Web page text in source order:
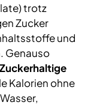
trotz
Zucker
und
Genauso
Zuckerhaltige
Kalorien ohne